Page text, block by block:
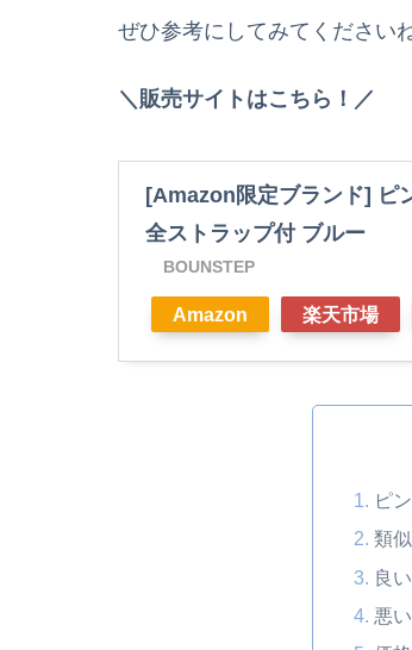
ぜひ参考にしてみてくださいね
＼販売サイトはこちら！／
[Amazon限定ブランド] ピ
全ストラップ付 ブルー
BOUNSTEP
Amazon 楽天市場
ピ
類
良
悪